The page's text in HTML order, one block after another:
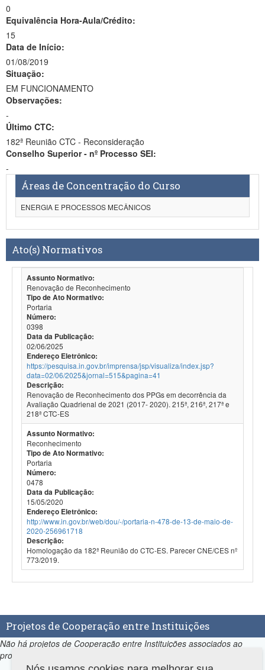
0
Equivalência Hora-Aula/Crédito:
15
Data de Início:
01/08/2019
Situação:
EM FUNCIONAMENTO
Observações:
-
Último CTC:
182ª Reunião CTC - Reconsideração
Conselho Superior - nº Processo SEI:
-
Áreas de Concentração do Curso
ENERGIA E PROCESSOS MECÂNICOS
Ato(s) Normativos
Assunto Normativo:
Renovação de Reconhecimento
Tipo de Ato Normativo:
Portaria
Número:
0398
Data da Publicação:
02/06/2025
Endereço Eletrônico:
https://pesquisa.in.gov.br/imprensa/jsp/visualiza/index.jsp?
data=02/06/2025&jornal=515&pagina=41
Descrição:
Renovação de Reconhecimento dos PPGs em decorrência da
Avaliação Quadrienal de 2021 (2017- 2020). 215ª, 216ª, 217ª e
218ª CTC-ES
Assunto Normativo:
Reconhecimento
Tipo de Ato Normativo:
Portaria
Número:
0478
Data da Publicação:
15/05/2020
Endereço Eletrônico:
http://www.in.gov.br/web/dou/-/portaria-n-478-de-13-de-maio-de-
2020-256961718
Descrição:
Homologação da 182ª Reunião do CTC-ES. Parecer CNE/CES nº
773/2019.
Projetos de Cooperação entre Instituições
Não há projetos de Cooperação entre Instituições associados ao
programa.